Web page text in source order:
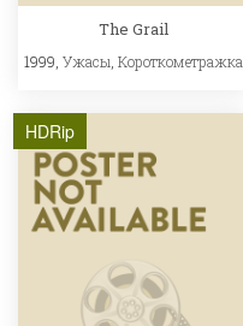
The Grail
1999, Ужасы Короткометражка
HDRip